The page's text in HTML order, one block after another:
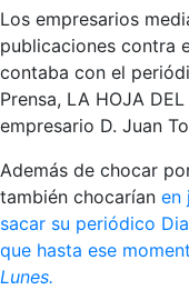
Los empresarios
publicaciones contra
contaba con el
Prensa, LA HOJA
empresario D. Juan
Además de chocar
también chocarían en
sacar su periódico
que hasta ese
Lunes.